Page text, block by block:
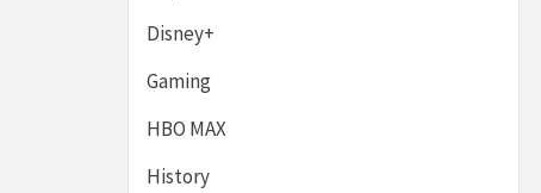
Disney+
Gaming
HBO MAX
History